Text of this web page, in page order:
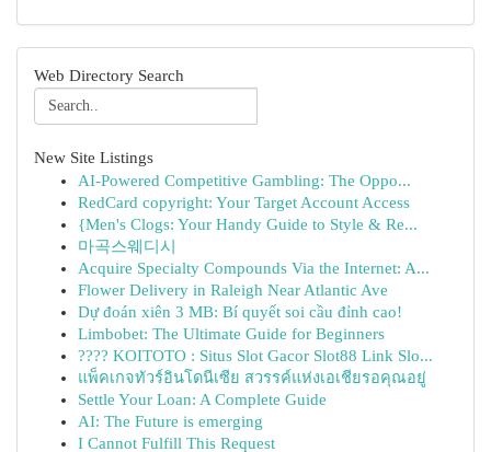
Web Directory Search
New Site Listings
AI-Powered Competitive Gambling: The Oppo...
RedCard copyright: Your Target Account Access
{Men's Clogs: Your Handy Guide to Style & Re...
마곡스웨디시
Acquire Specialty Compounds Via the Internet: A...
Flower Delivery in Raleigh Near Atlantic Ave
Dự đoán xiên 3 MB: Bí quyết soi cầu đỉnh cao!
Limbobet: The Ultimate Guide for Beginners
???? KOITOTO : Situs Slot Gacor Slot88 Link Slo...
แพ็คเกจทัวร์อินโดนีเซีย สวรรค์แห่งเอเชียรอคุณอยู่
Settle Your Loan: A Complete Guide
AI: The Future is emerging
I Cannot Fulfill This Request